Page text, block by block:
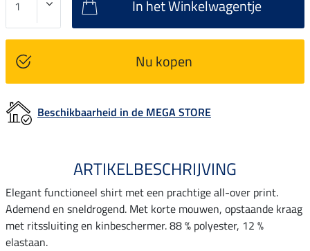
In het Winkelwagentje
Nu kopen
Beschikbaarheid in de MEGA STORE
ARTIKELBESCHRIJVING
Elegant functioneel shirt met een prachtige all-over print.
Ademend en sneldrogend. Met korte mouwen, opstaande kraag
met ritssluiting en kinbeschermer. 88 % polyester, 12 %
elastaan.